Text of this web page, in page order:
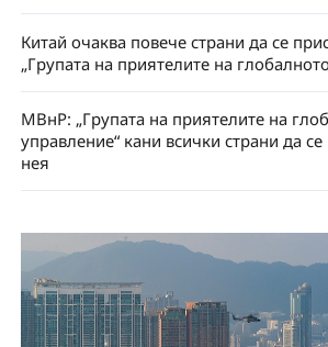
Китай очаква повече страни да се
„Групата на приятелите на
МВнР: „Групата на приятелите на
управление“ кани всички страни да
нея